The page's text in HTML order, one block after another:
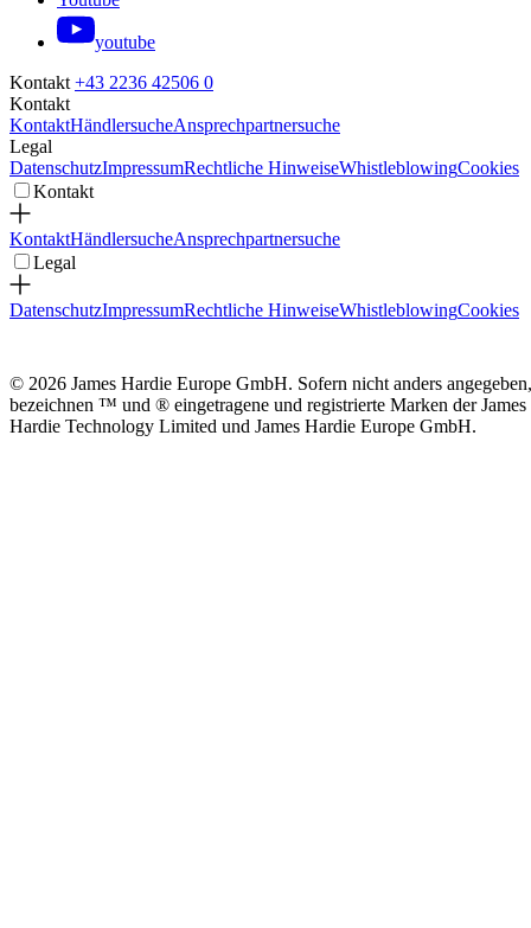
youtube
Kontakt+43 2236 42506 0
Kontakt
KontaktHändlersucheAnsprechpartnersuche
Legal
DatenschutzImpressumRechtliche HinweiseWhistleblowingCookies
Kontakt
KontaktHändlersucheAnsprechpartnersuche
Legal
DatenschutzImpressumRechtliche HinweiseWhistleblowingCookies
© 2026 James Hardie Europe GmbH. Sofern nicht anders angegeben,
bezeichnen ™ und ® eingetragene und registrierte Marken der James
Hardie Technology Limited und James Hardie Europe GmbH.